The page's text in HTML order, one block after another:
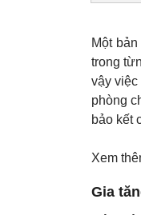
Một
trong
vậy
phòng
bảo kết
Xem
Gia